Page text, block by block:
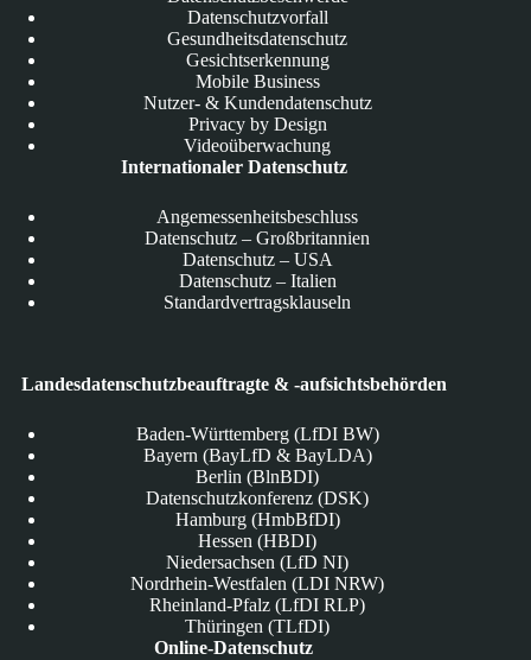
Datenschutzvorfall
Gesundheitsdatenschutz
Gesichtserkennung
Mobile Business
Nutzer- & Kundendatenschutz
Privacy by Design
Videoüberwachung
Internationaler Datenschutz
Angemessenheitsbeschluss
Datenschutz – Großbritannien
Datenschutz – USA
Datenschutz – Italien
Standardvertragsklauseln
Landesdatenschutzbeauftragte & -aufsichtsbehörden
Baden-Württemberg (LfDI BW)
Bayern (BayLfD & BayLDA)
Berlin (BlnBDI)
Datenschutzkonferenz (DSK)
Hamburg (HmbBfDI)
Hessen (HBDI)
Niedersachsen (LfD NI)
Nordrhein-Westfalen (LDI NRW)
Rheinland-Pfalz (LfDI RLP)
Thüringen (TLfDI)
Online-Datenschutz